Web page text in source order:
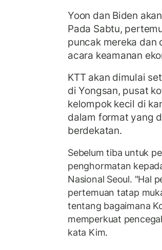
Yoon dan Biden
Pada Sabtu,
puncak mereka dan
acara keamanan
KTT akan dimulai
di Yongsan, pusat
kelompok kecil di
dalam format yang
berdekatan.
Sebelum tiba untuk
penghormatan
Nasional Seoul. "Hal
pertemuan tatap
tentang bagaimana
memperkuat
kata Kim.